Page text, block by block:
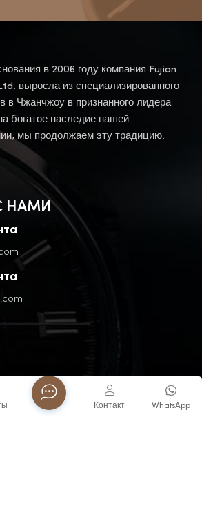
в 2006 году компания Fujian
выросла из специализированного
в Чжанчжоу в признанного лидера
богатое наследие нашей
мы продолжаем эту традицию.
НАМИ
Industrial Zone, Zhangzhou, Fujian,
WhatsApp
Контакт